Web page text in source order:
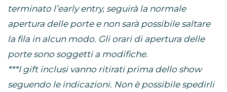
terminato l’early entry, seguirà la normale
apertura delle porte e non sarà possibile saltare
la fila in alcun modo. Gli orari di apertura delle
porte sono soggetti a modifiche.
***I gift inclusi vanno ritirati prima dello show
seguendo le indicazioni. Non è possibile spedirli